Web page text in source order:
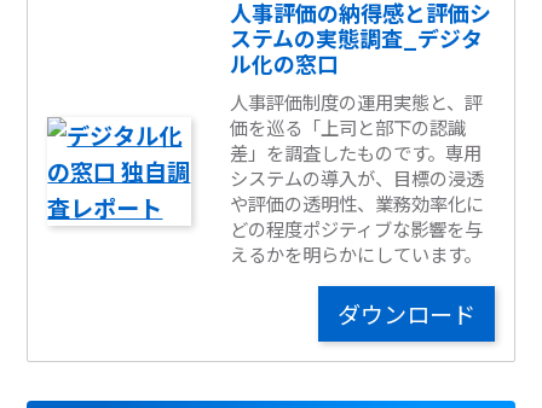
人事評価の納得感と評価シ
ステムの実態調査_デジタ
ル化の窓口
人事評価制度の運用実態と、評
価を巡る「上司と部下の認識
差」を調査したものです。専用
システムの導入が、目標の浸透
や評価の透明性、業務効率化に
どの程度ポジティブな影響を与
えるかを明らかにしています。
ダウンロード